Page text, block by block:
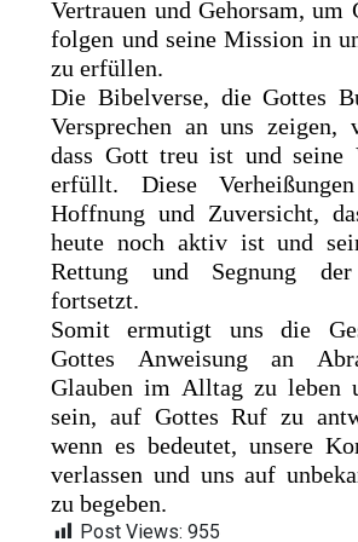
Vertrauen und Gehorsam, um
folgen und seine Mission in
zu erfüllen.
Die Bibelverse, die Gottes
Versprechen an uns zeigen,
dass Gott treu ist und seine
erfüllt. Diese
Hoffnung und Zuversicht,
heute noch aktiv ist und
Rettung und Segnung der
fortsetzt.
Somit ermutigt uns die
Gottes Anweisung an
Glauben im Alltag zu leben
sein, auf Gottes Ruf zu
wenn es bedeutet, unsere
verlassen und uns auf
zu begeben.
Post Views: 955